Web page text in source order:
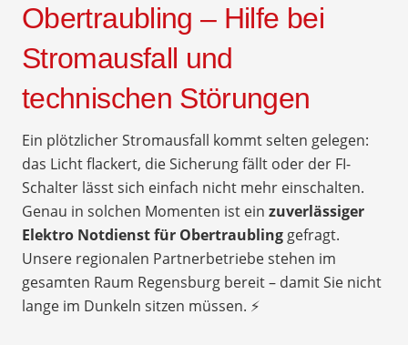
Obertraubling – Hilfe bei
Stromausfall und
technischen Störungen
Ein plötzlicher Stromausfall kommt selten gelegen:
das Licht flackert, die Sicherung fällt oder der FI-
Schalter lässt sich einfach nicht mehr einschalten.
Genau in solchen Momenten ist ein zuverlässiger
Elektro Notdienst für Obertraubling gefragt.
Unsere regionalen Partnerbetriebe stehen im
gesamten Raum Regensburg bereit – damit Sie nicht
lange im Dunkeln sitzen müssen. ⚡